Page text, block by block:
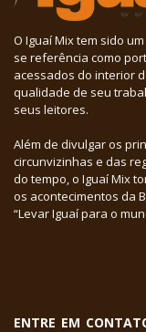
O Iguaí Mix tem sido
se referência como
acessados do interior
qualidade de seu
seus leitores.
Além de divulgar os
circunvizinhas e das
do tempo, o Iguaí Mix
os acontecimentos da
“Levar Iguaí para o
ENTRE EM